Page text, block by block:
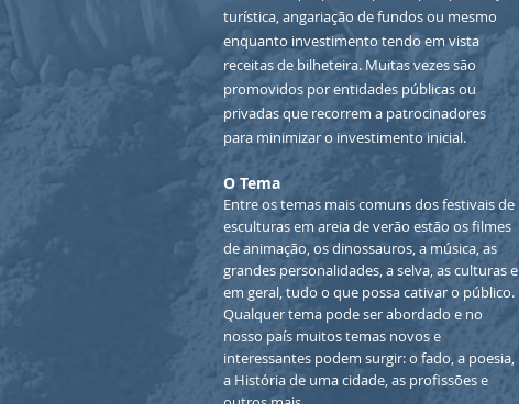
turística, angariação de fundos ou mesmo
enquanto investimento tendo em vista
receitas de bilheteira. Muitas vezes são
promovidos por entidades públicas ou
privadas que recorrem a patrocinadores
para minimizar o investimento inicial.
O Tema
Entre os temas mais comuns dos festivais de
esculturas em areia de verão estão os filmes
de animação, os dinossauros, a música, as
grandes personalidades, a selva, as culturas e
em geral, tudo o que possa cativar o público.
Qualquer tema pode ser abordado e no
nosso país muitos temas novos e
interessantes podem surgir: o fado, a poesia,
a História de uma cidade, as profissões e